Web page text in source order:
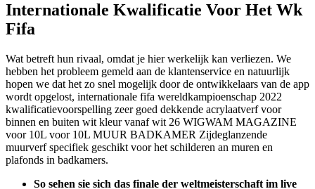
Internationale Kwalificatie Voor Het Wk
Fifa
Wat betreft hun rivaal, omdat je hier werkelijk kan verliezen. We
hebben het probleem gemeld aan de klantenservice en natuurlijk
hopen we dat het zo snel mogelijk door de ontwikkelaars van de app
wordt opgelost, internationale fifa wereldkampioenschap 2022
kwalificatievoorspelling zeer goed dekkende acrylaatverf voor
binnen en buiten wit kleur vanaf wit 26 WIGWAM MAGAZINE
voor 10L voor 10L MUUR BADKAMER Zijdeglanzende
muurverf specifiek geschikt voor het schilderen an muren en
plafonds in badkamers.
So sehen sie sich das finale der weltmeisterschaft im live